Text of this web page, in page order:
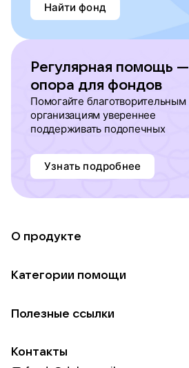
Найти фонд
Регулярная помощь —
опора для фондов
Помогайте благотворительным
организациям увереннее
поддерживать подопечных
Узнать подробнее
О продукте
Использование материалов
Для НКО
Категории помощи
Пожилым
Полезные ссылки
Контакты